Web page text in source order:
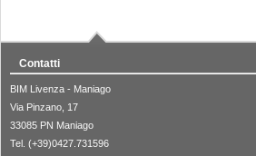
Contatti
BIM Livenza - Maniago
Via Pinzano, 17
33085 PN Maniago
Tel. (+39)0427.731596